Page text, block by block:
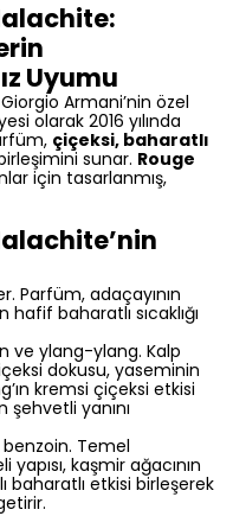
Uyumu
Armani’nin özel
olarak 2016 yılında
çiçeksi, baharatlı
sunar. Rouge
için tasarlanmış,
Parfüm, adaçayının
baharatlı sıcaklığı
ve ylang-ylang. Kalp
dokusu, yaseminin
kremsi çiçeksi etkisi
şehvetli yanını
Temel
kaşmir ağacının
baharatlı etkisi birleşerek